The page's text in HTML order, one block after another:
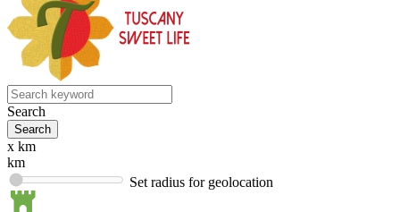
Search
x km
km
Set radius for geolocation